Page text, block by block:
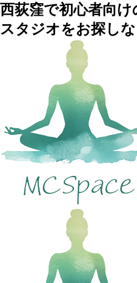
西荻窪で初心者向
スタジオをお探しな